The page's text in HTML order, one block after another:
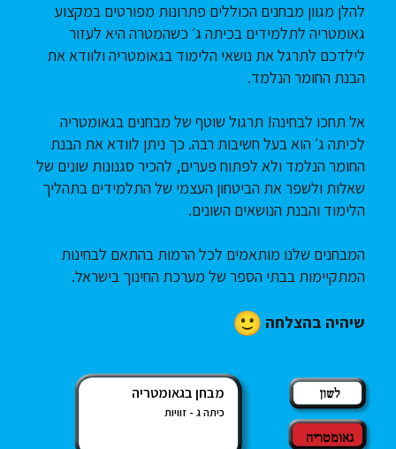
להלן מגוון מבחנים הכוללים פתרונות מפורטים במקצוע
גאומטריה לתלמידים בכיתה ג׳ כשהמטרה היא לעזור
לילדכם לתרגל את נושאי הלימוד בגאומטריה ולוודא את
הבנת החומר הנלמד.
אל תחכו לבחינה! תרגול שוטף של מבחנים בגאומטריה
לכיתה ג׳ הוא בעל חשיבות רבה. כך ניתן לוודא את הבנת
החומר הנלמד ולא לפתוח פערים, להכיר סגנונות שונים של
שאלות ולשפר את הביטחון העצמי של התלמידים בתהליך
הלימוד והבנת הנושאים השונים.
המבחנים שלנו מותאמים לכל הרמות בהתאם לבחינות
המתקיימות בבתי הספר של מערכת החינוך בישראל.
שיהיה בהצלחה
לשון
גאומטריה
מבחן בגאומטריה
כיתה ג - זוויות